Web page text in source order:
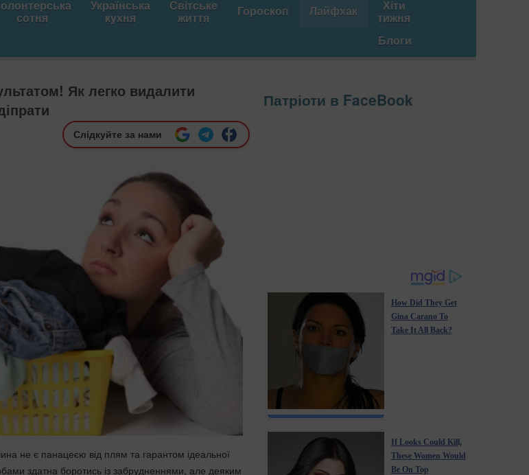
сотня
Українська
кухня
Світське
життя Гороскоп Лайфхак Хіти
тижня
Блоги
Як легко видалити
Слідкуйте за нами
не є панацеєю від плям та гарантом ідеальної
здатна боротись із забрудненнями, але деяким
Патріоти в FaceBook
How Did They Get
Gina Carano To
Take It All Back?
If Looks Could Kill,
These Women Would
Be On Top